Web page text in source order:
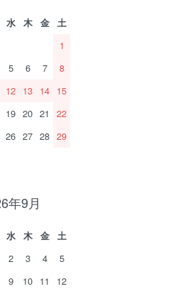
水 木 金
土
1
5 6 7
8
12 13 14 15
19 20 21
22
26 27 28 29
年9月
水 木 金
土
2 3 4
5
9 10 11
12